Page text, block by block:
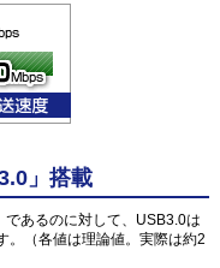
」搭載
あるのに対して、USB3.0は
。（各値は理論値。実際は約2